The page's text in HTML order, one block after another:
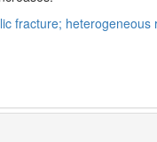
fracture;